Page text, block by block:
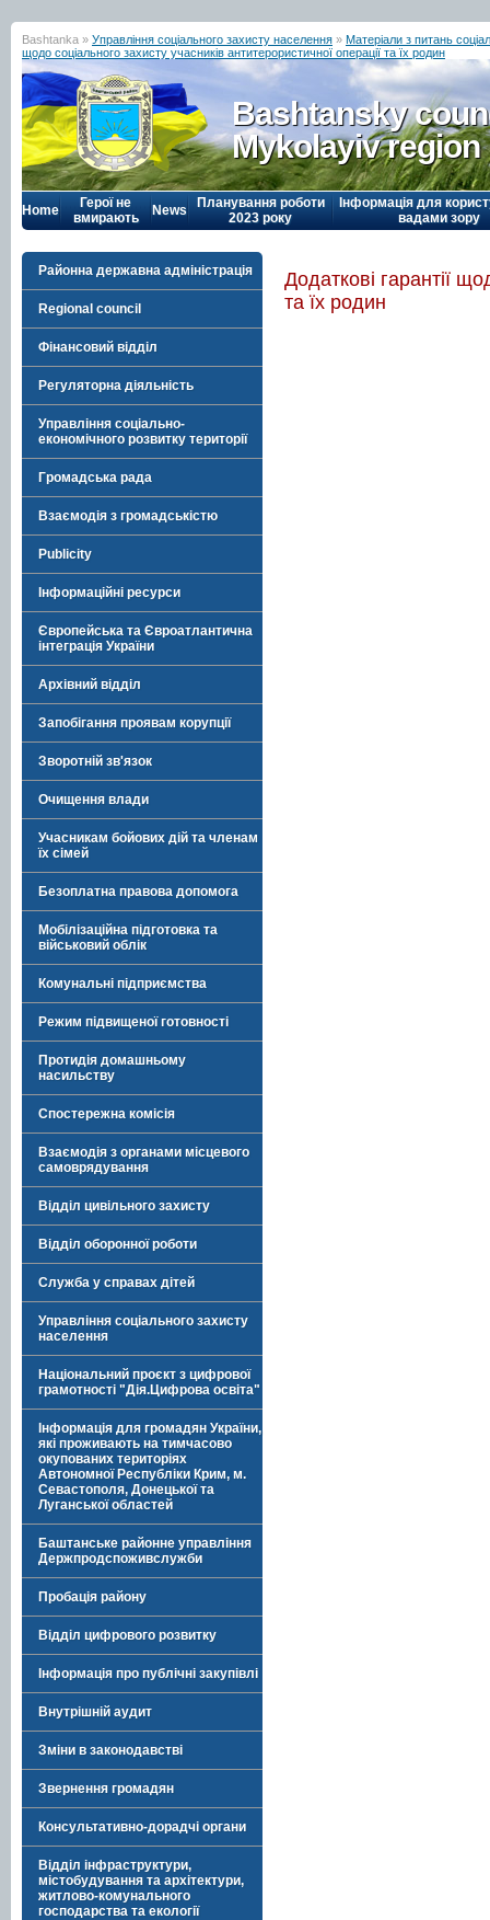
Bashtanka » Управління соціального захисту населення » Матеріали з питань
щодо соціального захисту учасників антитерористичної операції та їх родин
Bashtansky
Mykolayiv region
Home
Герої не
вмирають
News
Планування роботи
2023 року
Інформація для
вадами зору
Районна державна адміністрація
Regional council
Фінансовий відділ
Регуляторна діяльність
Управління соціально-
економічного розвитку території
Громадська рада
Взаємодія з громадськістю
Publicity
Інформаційні ресурси
Європейська та Євроатлантична
інтеграція України
Архівний відділ
Запобігання проявам корупції
Зворотній зв'язок
Очищення влади
Учасникам бойових дій та членам
їх сімей
Безоплатна правова допомога
Мобілізаційна підготовка та
військовий облік
Комунальні підприємства
Режим підвищеної готовності
Протидія домашньому
насильству
Спостережна комісія
Взаємодія з органами місцевого
самоврядування
Відділ цивільного захисту
Відділ оборонної роботи
Служба у справах дітей
Управління соціального захисту
населення
Національний проєкт з цифрової
грамотності "Дія.Цифрова освіта"
Інформація для громадян України,
які проживають на тимчасово
окупованих територіях
Автономної Республіки Крим, м.
Севастополя, Донецької та
Луганської областей
Баштанське районне управління
Держпродспоживслужби
Пробація району
Відділ цифрового розвитку
Інформація про публічні закупівлі
Внутрішній аудит
Зміни в законодавстві
Звернення громадян
Консультативно-дорадчі органи
Відділ інфраструктури,
містобудування та архітектури,
житлово-комунального
господарства та екології
Додаткові гарантії
та їх родин